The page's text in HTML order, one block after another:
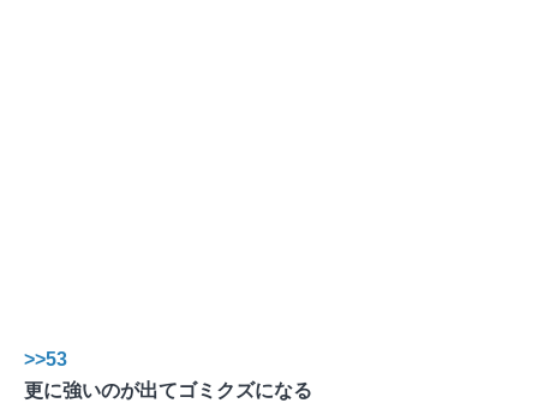
>>53
更に強いのが出てゴミクズになる